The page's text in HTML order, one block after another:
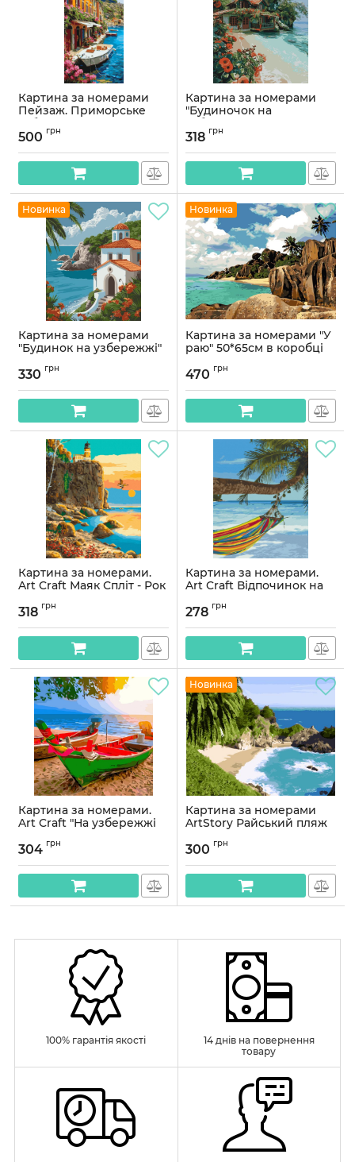
Картина за номерами
Пейзаж. Приморське
узбережжя 40*80 см
Орігамі LW 5159
Артикул:LW5159
500 грн
Картина за номерами
"Будиночок на
узбережжі" 11041-AC
40х50 см
Артикул:11041-AC
318 грн
Новинка
Картина за номерами
"Будинок на узбережжі"
Артикул:
330 грн
Новинка
Картина за номерами "У
раю" 50*65см в коробці
470 грн
Картина за номерами.
Art Craft Маяк Спліт - Рок
Артикул:
318 грн
Картина за номерами.
Art Craft Відпочинок на
10572-AC
Артикул:10572-AC
278 грн
Картина за номерами.
Art Craft "На узбережжі
АС
Артикул:10515-AC
304 грн
Новинка
Картина за номерами
ArtStory Райський пляж
Артикул:
300 грн
100% гарантія якості
14 днів на повернення
товару